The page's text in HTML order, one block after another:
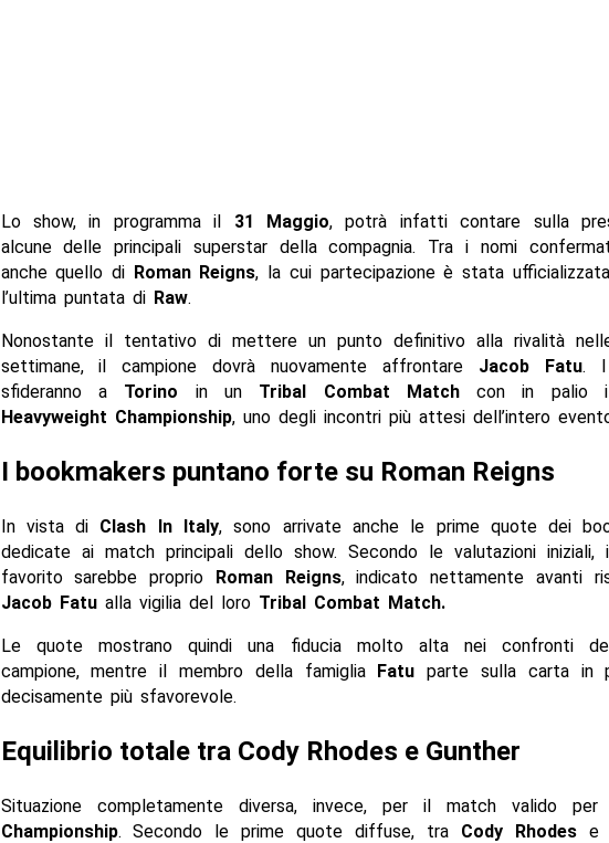
Lo show, in programma il 31 Maggio, potrà infatti contare sulla
alcune delle principali superstar della compagnia. Tra i nomi
anche quello di Roman Reigns, la cui partecipazione è stata
l’ultima puntata di Raw.
Nonostante il tentativo di mettere un punto definitivo alla rivalità
settimane, il campione dovrà nuovamente affrontare Jacob Fatu. I
sfideranno a Torino in unTribal Combat Matchcon in
Heavyweight Championship, uno degli incontri più attesi dell’intero
I bookmakers puntano forte su Roman Reigns
In vista di Clash In Italy, sono arrivate anche le prime quote dei
dedicate ai match principali dello show. Secondo le valutazioni iniziali,
favorito sarebbe proprio Roman Reigns, indicato nettamente avanti
Jacob Fatualla vigilia del loro Tribal Combat Match.
Le quote mostrano quindi una fiducia molto alta nei confronti
campione, mentre il membro della famiglia Fatu parte sulla carta in
decisamente più sfavorevole.
Equilibrio totale tra Cody Rhodes e Gunther
Situazione completamente diversa, invece, per il match valido
Championship. Secondo le prime quote diffuse, tra Cody Rhodese